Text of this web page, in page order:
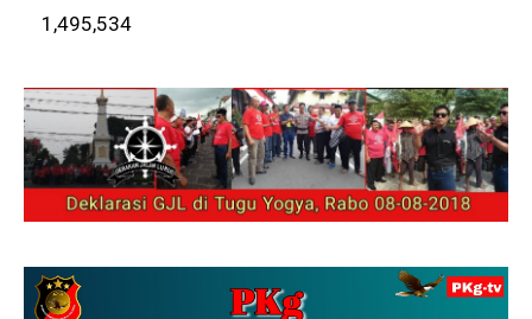
1,495,534